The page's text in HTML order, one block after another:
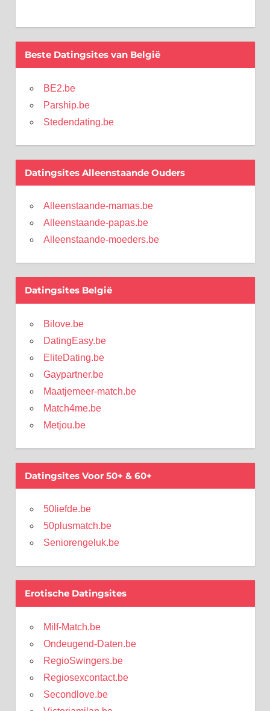
Beste Datingsites van België
BE2.be
Parship.be
Stedendating.be
Datingsites Alleenstaande Ouders
Alleenstaande-mamas.be
Alleenstaande-papas.be
Alleenstaande-moeders.be
Datingsites België
Bilove.be
DatingEasy.be
EliteDating.be
Gaypartner.be
Maatjemeer-match.be
Match4me.be
Metjou.be
Datingsites Voor 50+ & 60+
50liefde.be
50plusmatch.be
Seniorengeluk.be
Erotische Datingsites
Milf-Match.be
Ondeugend-Daten.be
RegioSwingers.be
Regiosexcontact.be
Secondlove.be